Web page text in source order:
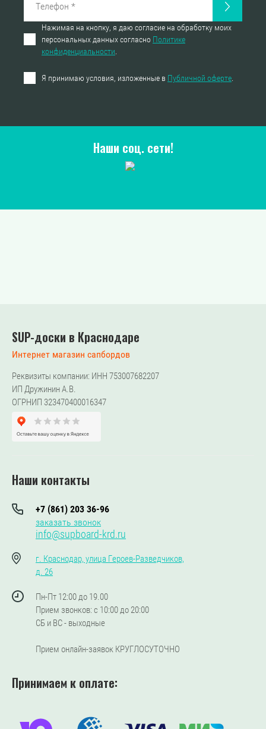
Нажимая на кнопку, я даю согласие на обработку моих
персональных данных согласно Политике
конфиденциальности
Я принимаю условия, изложенные в Публичной оферте
Наши соц. сети!
SUP-доски в Краснодаре
Интернет магазин сапбордов
Реквизиты компании: ИНН 753007682207
ИП Дружинин А.В.
ОГРНИП 323470400016347
Наши контакты
+7 (861) 203 36-96
заказать звонок
info@supboard-krd.ru
г. Краснодар, улица Героев-Разведчиков,
д. 26
Пн-Пт 12:00 до 19.00
Прием звонков: с 10:00 до 20:00
СБ и ВС - выходные
Прием онлайн-заявок КРУГЛОСУТОЧНО
Принимаем к оплате: